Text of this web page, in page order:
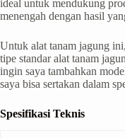
ideal untuk mendukung
menengah dengan hasil
Untuk alat tanam jagung
tipe standar alat tanam
ingin saya tambahkan
saya bisa sertakan dalam
Spesifikasi Teknis